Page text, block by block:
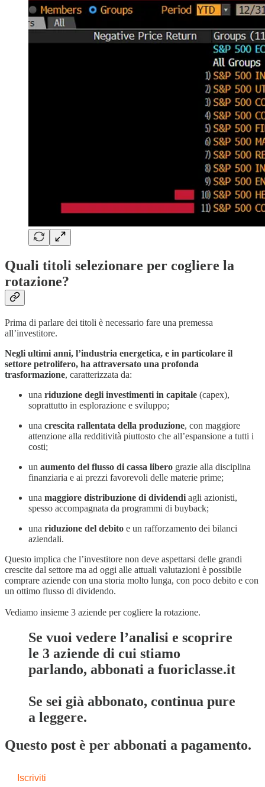
Quali titoli selezionare per cogliere la
rotazione?
Prima di parlare dei titoli è necessario fare una premessa
all’investitore.
Negli ultimi anni, l’industria energetica, e in particolare il
settore petrolifero, ha attraversato una profonda
trasformazione, caratterizzata da:
una riduzione degli investimenti in capitale (capex),
soprattutto in esplorazione e sviluppo;
una crescita rallentata della produzione, con maggiore
attenzione alla redditività piuttosto che all’espansione a tutti i
costi;
un aumento del flusso di cassa libero grazie alla disciplina
finanziaria e ai prezzi favorevoli delle materie prime;
una maggiore distribuzione di dividendi agli azionisti,
spesso accompagnata da programmi di buyback;
una riduzione del debito e un rafforzamento dei bilanci
aziendali.
Questo implica che l’investitore non deve aspettarsi delle grandi
crescite dal settore ma ad oggi alle attuali valutazioni è possibile
comprare aziende con una storia molto lunga, con poco debito e con
un ottimo flusso di dividendo.
Vediamo insieme 3 aziende per cogliere la rotazione.
Se vuoi vedere l’analisi e scoprire
le 3 aziende di cui stiamo
parlando, abbonati a fuoriclasse.it
Se sei già abbonato, continua pure
a leggere.
Questo post è per abbonati a pagamento.
Iscriviti